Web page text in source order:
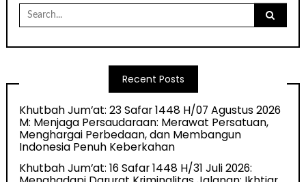
Search
for:
Recent Posts
Khutbah Jum’at: 23 Safar 1448 H/07 Agustus 2026
M: Menjaga Persaudaraan: Merawat Persatuan,
Menghargai Perbedaan, dan Membangun
Indonesia Penuh Keberkahan
Khutbah Jum’at: 16 Safar 1448 H/31 Juli 2026: